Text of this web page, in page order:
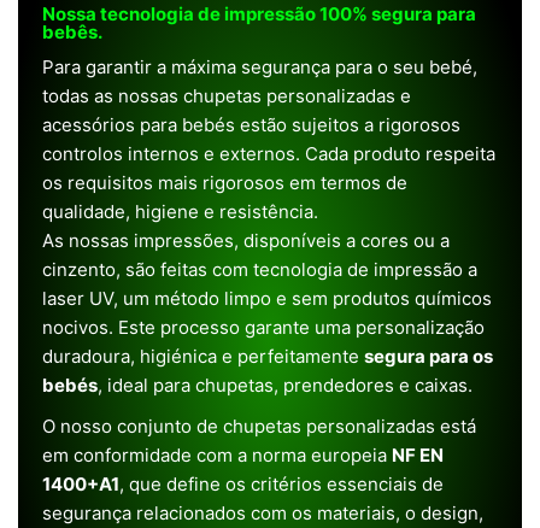
Nossa tecnologia de impressão 100% segura para
bebês.
Para garantir a máxima segurança para o seu bebé,
todas as nossas chupetas personalizadas e
acessórios para bebés estão sujeitos a rigorosos
controlos internos e externos. Cada produto respeita
os requisitos mais rigorosos em termos de
qualidade, higiene e resistência.
As nossas impressões, disponíveis a cores ou a
cinzento, são feitas com tecnologia de impressão a
laser UV, um método limpo e sem produtos químicos
nocivos. Este processo garante uma personalização
duradoura, higiénica e perfeitamente segura para os
bebés, ideal para chupetas, prendedores e caixas.
O nosso conjunto de chupetas personalizadas está
em conformidade com a norma europeia NF EN
1400+A1, que define os critérios essenciais de
segurança relacionados com os materiais, o design,